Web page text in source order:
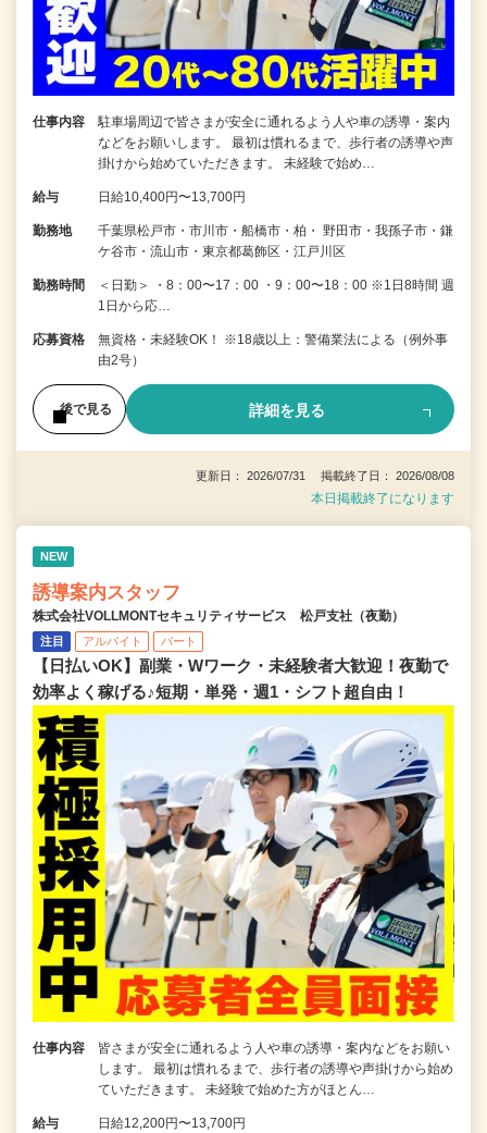
仕事内容
駐車場周辺で皆さまが安全に通れるよう人や車の誘導・案内
などをお願いします。 最初は慣れるまで、歩行者の誘導や声
掛けから始めていただきます。 未経験で始め…
給与 日給10,400円〜13,700円
勤務地
千葉県松戸市・市川市・船橋市・柏・ 野田市・我孫子市・鎌
ケ谷市・流山市・東京都葛飾区・江戸川区
勤務時間
＜日勤＞ ・8：00〜17：00 ・9：00〜18：00 ※1日8時間 週
1日から応…
応募資格
無資格・未経験OK！ ※18歳以上：警備業法による（例外事
由2号）
後で見る 詳細を見る
更新日： 2026/07/31 掲載終了日： 2026/08/08
本日掲載終了になります
NEW
誘導案内スタッフ
株式会社VOLLMONTセキュリティサービス 松戸支社（夜勤）
注目 アルバイト パート
【日払いOK】副業・Wワーク・未経験者大歓迎！夜勤で
効率よく稼げる♪短期・単発・週1・シフト超自由！
仕事内容
皆さまが安全に通れるよう人や車の誘導・案内などをお願い
します。 最初は慣れるまで、歩行者の誘導や声掛けから始め
ていただきます。 未経験で始めた方がほとん…
給与 日給12,200円〜13,700円